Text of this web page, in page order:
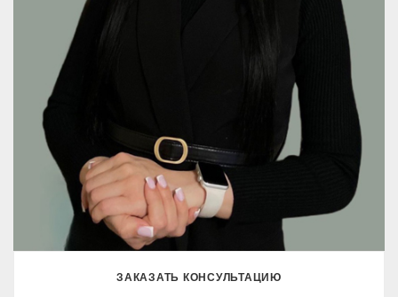
ЗАКАЗАТЬ КОНСУЛЬТАЦИЮ